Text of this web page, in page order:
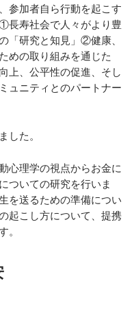
参加者自ら行動を起こす
長寿社会で人々がより豊
「研究と知見」②健康、
めの取り組みを通じた
上、公平性の促進、そし
ュニティとのパートナー
した。
心理学の視点からお金に
ついての研究を行いま
を送るための準備につい
起こし方について、提携
。